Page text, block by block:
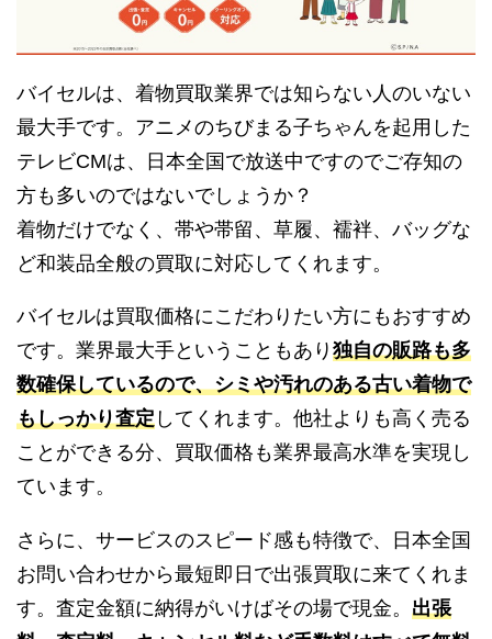
バイセルは、着物買取業界では知らない人のいない
最大手です。アニメのちびまる子ちゃんを起用した
テレビCMは、日本全国で放送中ですのでご存知の
方も多いのではないでしょうか？
着物だけでなく、帯や帯留、草履、襦袢、バッグな
ど和装品全般の買取に対応してくれます。
バイセルは買取価格にこだわりたい方にもおすすめ
です。業界最大手ということもあり 独自の販路も多
数確保しているので、シミや汚れのある古い着物で
もしっかり査定 してくれます。他社よりも高く売る
ことができる分、買取価格も業界最高水準を実現し
ています。
さらに、サービスのスピード感も特徴で、日本全国
お問い合わせから最短即日で出張買取に来てくれま
す。査定金額に納得がいけばその場で現金。 出張